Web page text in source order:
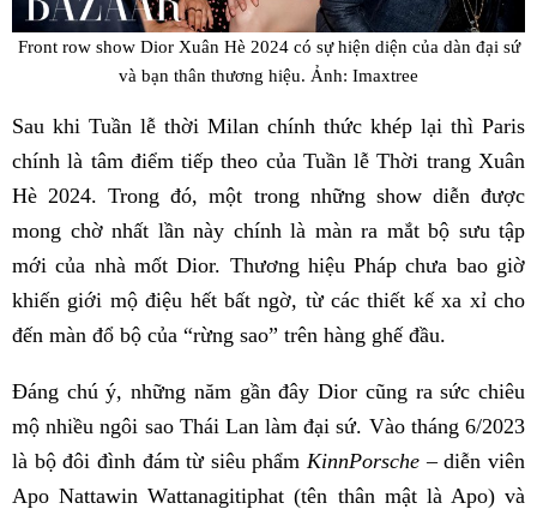
Front row show Dior Xuân Hè 2024 có sự hiện diện của dàn đại sứ
và bạn thân thương hiệu. Ảnh: Imaxtree
Sau khi Tuần lễ thời Milan chính thức khép lại thì Paris
chính là tâm điểm tiếp theo của Tuần lễ Thời trang Xuân
Hè 2024. Trong đó, một trong những show diễn được
mong chờ nhất lần này chính là màn ra mắt bộ sưu tập
mới của nhà mốt Dior. Thương hiệu Pháp chưa bao giờ
khiến giới mộ điệu hết bất ngờ, từ các thiết kế xa xỉ cho
đến màn đổ bộ của “rừng sao” trên hàng ghế đầu.
Đáng chú ý, những năm gần đây Dior cũng ra sức chiêu
mộ nhiều ngôi sao Thái Lan làm đại sứ. Vào tháng 6/2023
là bộ đôi đình đám từ siêu phẩm KinnPorsche –diễn viên
Apo Nattawin Wattanagitiphat (tên thân mật là Apo) và